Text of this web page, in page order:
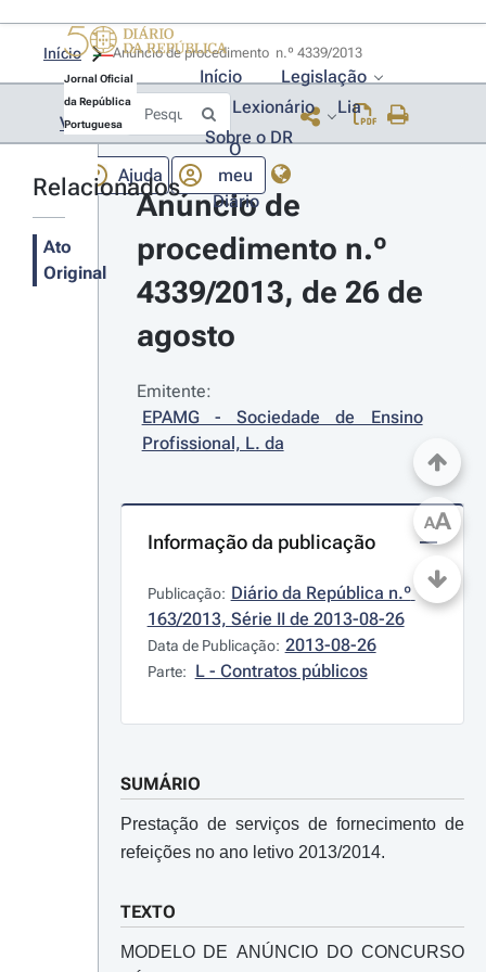
Jornal Oficial
da República
Portuguesa
Início
Legislação
Lexionário
Lia
Sobre o DR
Ajuda
O
meu
Diário
Início
Voltar
Relacionados
Ato
Original
Anúncio de
procedimento n.º
4339/2013, de 26 de
agosto
Emitente:
EPAMG - Sociedade de Ensino
Profissional, L. da
Informação da publicação
Publicação: Diário da República n.º
163/2013, Série II de 2013-08-26
Data de Publicação: 2013-08-26
Parte: L - Contratos públicos
SUMÁRIO
Prestação de serviços de fornecimento de
refeições no ano letivo 2013/2014.
TEXTO
MODELO DE ANÚNCIO DO CONCURSO
AA